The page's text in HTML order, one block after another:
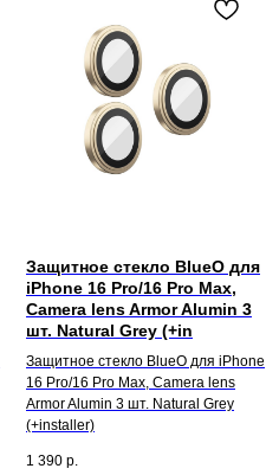
Защитное стекло BlueO для
iPhone 16 Pro/16 Pro Max,
Camera lens Armor Alumin 3
шт. Natural Grey (+in
Защитное стекло BlueO для iPhone
16 Pro/16 Pro Max, Camera lens
Armor Alumin 3 шт. Natural Grey
(+installer)
1 390 р.